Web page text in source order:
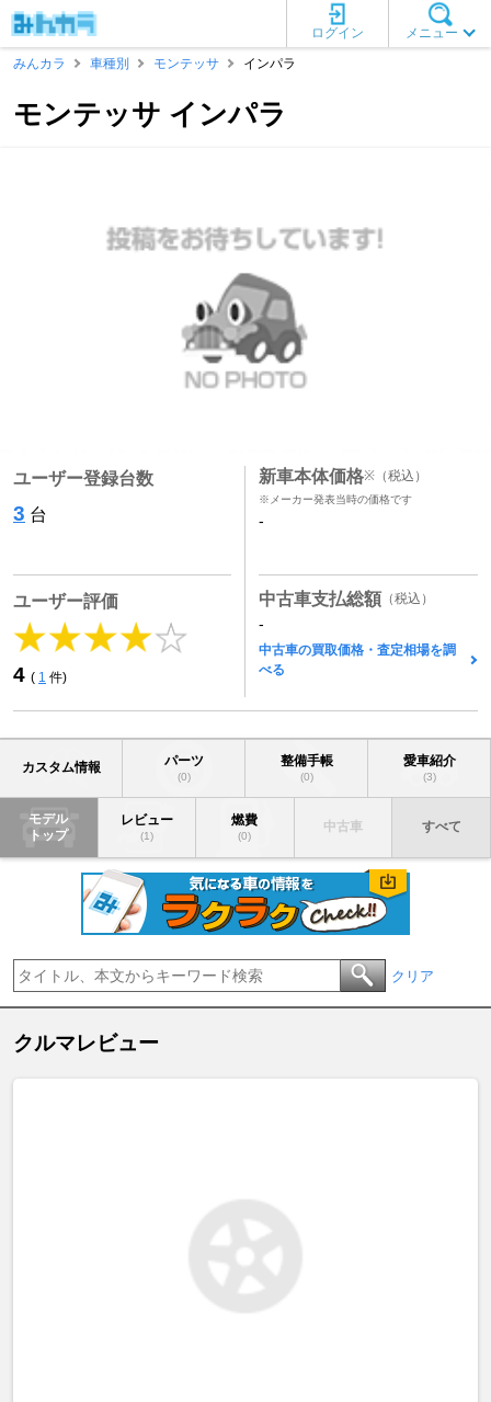
メニュー
ログイン
みんカラ
車種別 モンテッサ インパラ
モンテッサ インパラ
ユーザー登録台数
3 台
ユーザー評価
4 ( 1 件)
新車本体価格※ （税込）
※メーカー発表当時の価格です
-
中古車支払総額 （税込）
-
中古車の買取価格・査定相場を調
べる
カスタム情報 パーツ
(0)
整備手帳
(0)
愛車紹介
(3)
モデル
トップ
レビュー
(1)
燃費
(0)
中古車 すべて
クリア
クルマレビュー